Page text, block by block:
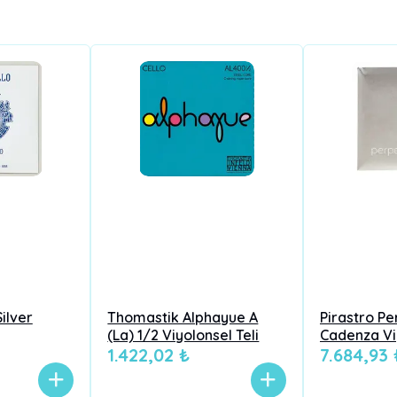
Thomastik Alphayue A
(La) 1/2 Viyolonsel Teli
1.422,02 ₺
Pirastro
Cadenza
7.684,93